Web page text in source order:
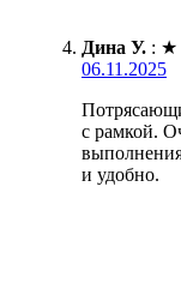
Дина У. : ★
06.11.2025
с рамкой.
и удобно.